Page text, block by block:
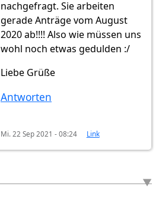
nachgefragt. Sie arbeiten
gerade Anträge vom August
2020 ab!!!! Also wie müssen uns
wohl noch etwas gedulden :/
Liebe Grüße
Antworten
Mi. 22 Sep 2021 - 08:24 Link